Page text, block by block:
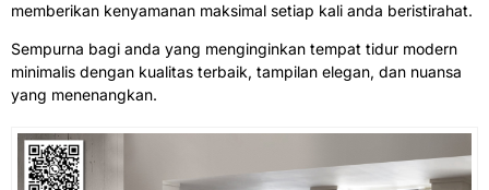
memberikan kenyamanan maksimal setiap kali anda beristirahat.
Sempurna bagi anda yang menginginkan tempat tidur modern
minimalis dengan kualitas terbaik, tampilan elegan, dan nuansa
yang menenangkan.